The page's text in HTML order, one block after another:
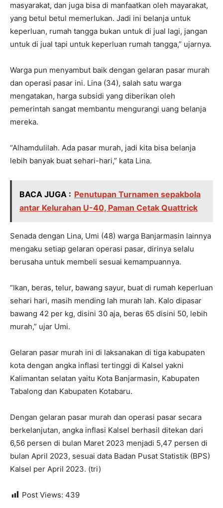
masyarakat, dan juga bisa di manfaatkan oleh mayarakat,
yang betul betul memerlukan. Jadi ini belanja untuk
keperluan, rumah tangga bukan untuk di jual lagi, jangan
untuk di jual tapi untuk keperluan rumah tangga,” ujarnya.
Warga pun menyambut baik dengan gelaran pasar murah
dan operasi pasar ini. Lina (34), salah satu warga
mengatakan, harga subsidi yang diberikan oleh
pemerintah sangat membantu mengurangi uang belanja
mereka.
“Alhamdulilah. Ada pasar murah, jadi kita bisa belanja
lebih banyak buat sehari-hari,” kata Lina.
BACA JUGA : Penutupan Turnamen sepakbola
antar Kelurahan U-40, Paman Cetak Quattrick
Senada dengan Lina, Umi (48) warga Banjarmasin lainnya
mengaku setiap gelaran operasi pasar, dirinya selalu
berusaha untuk membeli sesuai kemampuannya.
“Ikan, beras, telur, bawang sayur, buat di rumah keperluan
sehari hari, masih mending lah murah lah. Kalo dipasar
bawang 42 per kg, disini 30 aja, beras 65 disini 50, lebih
murah,” ujar Umi.
Gelaran pasar murah ini di laksanakan di tiga kabupaten
kota dengan angka inflasi tertinggi di Kalsel yakni
Kalimantan selatan yaitu Kota Banjarmasin, Kabupaten
Tabalong dan Kabupaten Kotabaru.
Dengan gelaran pasar murah dan operasi pasar secara
berkelanjutan, angka inflasi Kalsel berhasil ditekan dari
6,56 persen di bulan Maret 2023 menjadi 5,47 persen di
bulan April 2023, sesuai data Badan Pusat Statistik (BPS)
Kalsel per April 2023. (tri)
Post Views: 439